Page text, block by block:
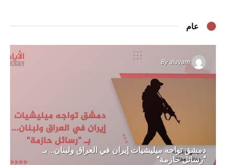
عام
Byalayam
دمشق تواجه ميليشيات إيران في العراق ولبنان… بـ
“رسائل حازمة”